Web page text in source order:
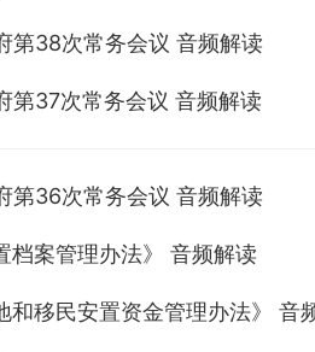
第38次常务会议 音频解读
第37次常务会议 音频解读
第36次常务会议 音频解读
档案管理办法》 音频解读
和移民安置资金管理办法》 音